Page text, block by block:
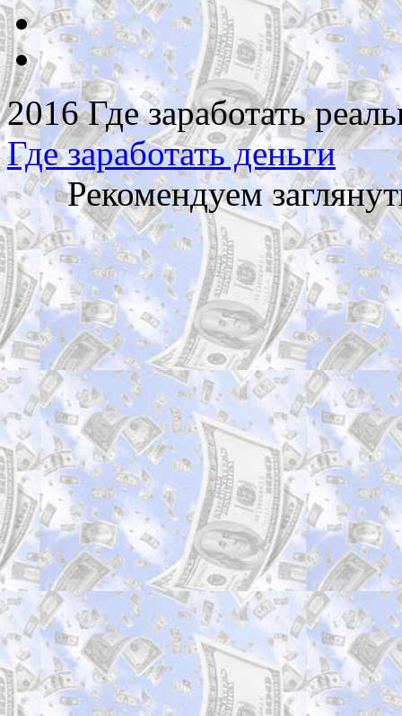
2016 Где заработать
Где заработать деньги
Рекомендуем